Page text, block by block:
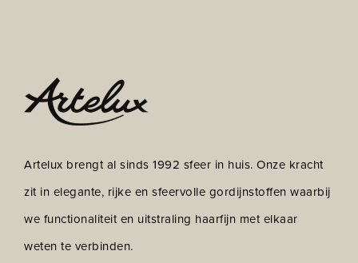
Artelux brengt al sinds 1992 sfeer in huis. Onze kracht
zit in elegante, rijke en sfeervolle gordijnstoffen waarbij
we functionaliteit en uitstraling haarfijn met elkaar
weten te verbinden.